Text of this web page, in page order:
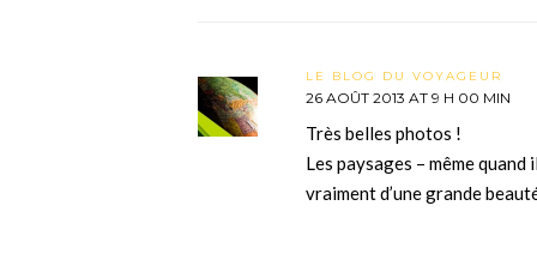
LE BLOG DU VOYAGEUR
26 AOÛT 2013 AT 9 H 00 MIN
Très belles photos !
Les paysages – même
vraiment d’une grande